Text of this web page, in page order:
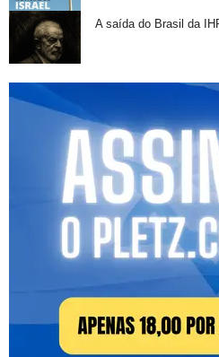
A saída do Brasil da